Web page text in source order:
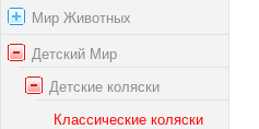
Мир Животных
Детский Мир
Детские коляски
Классические коляски